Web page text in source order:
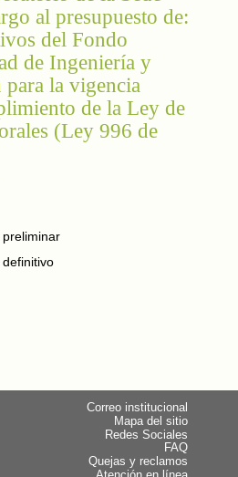
al presupuesto de:
del Fondo
de Ingeniería y
la vigencia
de la Ley de
(Ley 996 de
Correo institucional
Mapa del sitio
Redes Sociales
FAQ
Quejas y reclamos